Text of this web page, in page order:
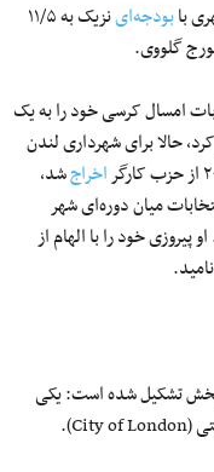
بابودجه‌ای
نزیک به ۱۱/۵
گلووی.
امسال کرسی خود را به یک
حالا برای شهرداری لندن
اخراجشد،
میان دوره‌ای شهر
خود را با الهام از
بخش تشکیل شده است: یکی